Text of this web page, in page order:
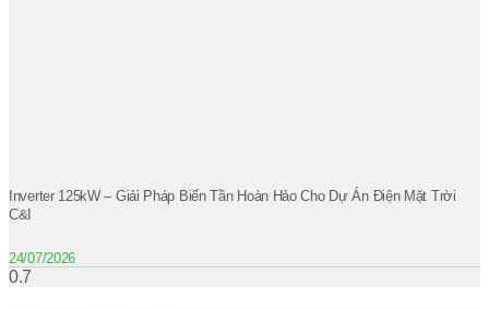
Inverter 125kW – Giải Pháp Biến Tần Hoàn Hảo Cho Dự Án Điện Mặt Trời
C&I
24/07/2026